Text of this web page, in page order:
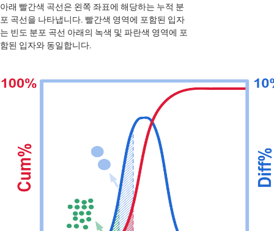
아래 빨간색 곡선은 왼쪽 좌표에 해당하는 누적 분
포 곡선을 나타냅니다. 빨간색 영역에 포함된 입자
는 빈도 분포 곡선 아래의 녹색 및 파란색 영역에 포
함된 입자와 동일합니다.